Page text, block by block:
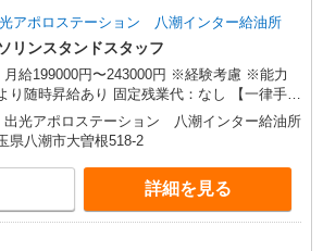
アポロステーション 八潮インター給油所
リンスタンドスタッフ
月給199000円〜243000円 ※経験考慮 ※能力
り随時昇給あり 固定残業代：なし 【一律手
全員に一律で支払われる通勤・皆勤・家族手
額：なし 全員に一律で支払われるその他手当
《月収例》 月収270,000円（入社1
（基本給199,000円+各種手当+残業代）+販
奨金 月収350,000円（入社3年） （基本給
円+各種手当+残業代＋役職手当）+販売報
出光アポロステーション 八潮インター給油所
県八潮市大曽根518-2
詳細を見る